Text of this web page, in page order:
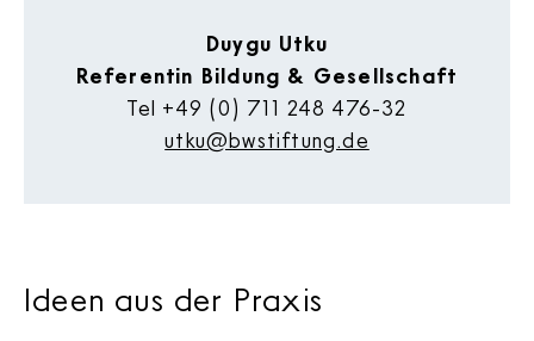
Duygu Utku
Referentin Bildung & Gesellschaft
Tel +49 (0) 711 248 476-32
utku@bwstiftung.de
Ideen aus der Praxis